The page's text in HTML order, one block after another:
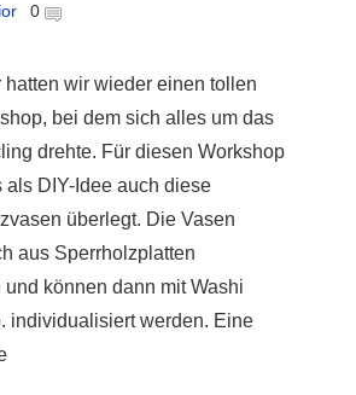
0
hatten wir wieder einen tollen
bei dem sich alles um das
drehte. Für diesen Workshop
als DIY-Idee auch diese
überlegt. Die Vasen
aus Sperrholzplatten
und können dann mit Washi
individualisiert werden. Eine